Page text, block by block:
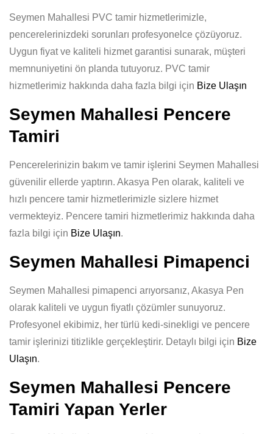
Seymen Mahallesi PVC tamir hizmetlerimizle,
pencerelerinizdeki sorunları profesyonelce çözüyoruz.
Uygun fiyat ve kaliteli hizmet garantisi sunarak, müşteri
memnuniyetini ön planda tutuyoruz. PVC tamir
hizmetlerimiz hakkında daha fazla bilgi için Bize Ulaşın
Seymen Mahallesi Pencere
Tamiri
Pencerelerinizin bakım ve tamir işlerini Seymen Mahallesi
güvenilir ellerde yaptırın. Akasya Pen olarak, kaliteli ve
hızlı pencere tamir hizmetlerimizle sizlere hizmet
vermekteyiz. Pencere tamiri hizmetlerimiz hakkında daha
fazla bilgi için Bize Ulaşın.
Seymen Mahallesi Pimapenci
Seymen Mahallesi pimapenci arıyorsanız, Akasya Pen
olarak kaliteli ve uygun fiyatlı çözümler sunuyoruz.
Profesyonel ekibimiz, her türlü kedi-sinekligi ve pencere
tamir işlerinizi titizlikle gerçekleştirir. Detaylı bilgi için Bize
Ulaşın.
Seymen Mahallesi Pencere
Tamiri Yapan Yerler